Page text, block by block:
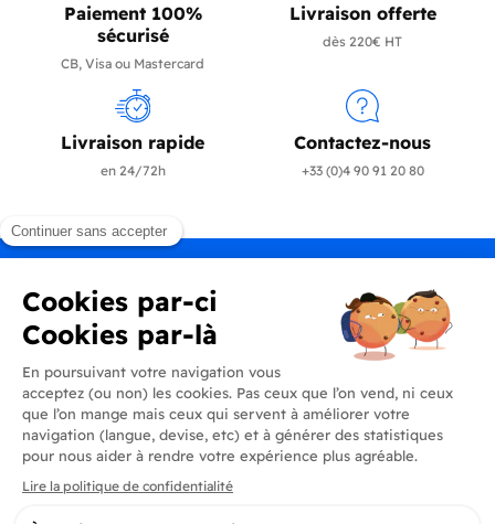
Paiement 100%
sécurisé
CB, Visa ou Mastercard
Livraison offerte
dès 220€ HT
Livraison rapide
en 24/72h
Contactez-nous
+33 (0)4 90 91 20 80